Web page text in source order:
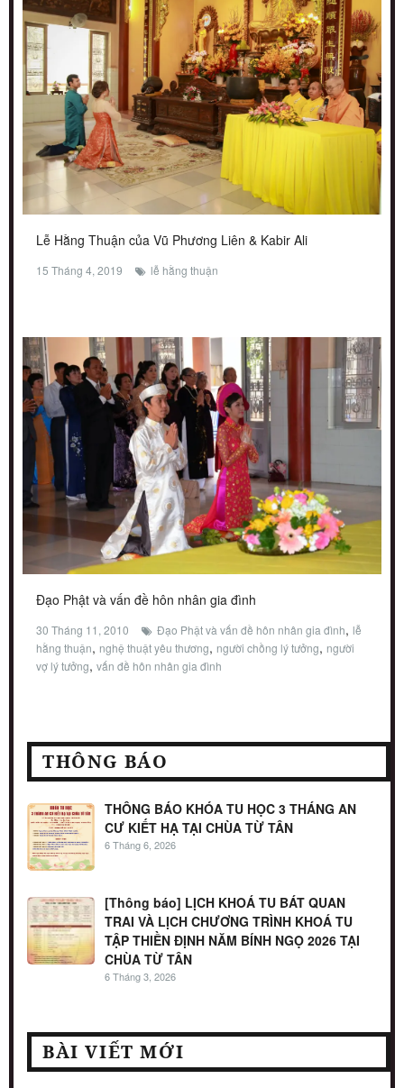
Lễ Hằng Thuận của Vũ Phương Liên & Kabir Ali
15 Tháng 4, 2019 lễ hằng thuận
Đạo Phật và vấn đề hôn nhân gia đình
30 Tháng 11, 2010 Đạo Phật và vấn đề hôn nhân gia đình, lễ
hằng thuận, nghệ thuật yêu thương, người chồng lý tưởng, người
vợ lý tưởng, vấn đề hôn nhân gia đình
THÔNG BÁO
THÔNG BÁO KHÓA TU HỌC 3 THÁNG AN
CƯ KIẾT HẠ TẠI CHÙA TỪ TÂN
6 Tháng 6, 2026
[Thông báo] LỊCH KHOÁ TU BÁT QUAN
TRAI VÀ LỊCH CHƯƠNG TRÌNH KHOÁ TU
TẬP THIỀN ĐỊNH NĂM BÍNH NGỌ 2026 TẠI
CHÙA TỪ TÂN
6 Tháng 3, 2026
BÀI VIẾT MỚI